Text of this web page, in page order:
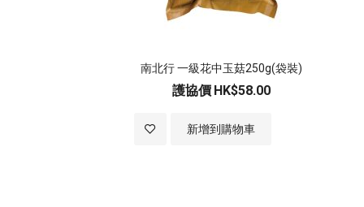
南北行 一級花中玉菇250g(袋裝)
護協價 HK$58.00
新增到購物車
加